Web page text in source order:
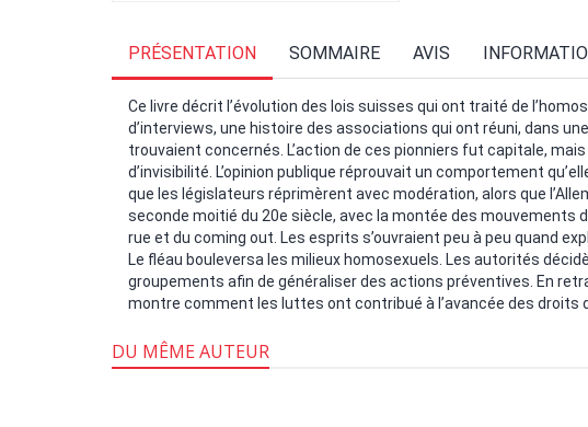
PRÉSENTATION SOMMAIRE AVIS
Ce livre décrit l’évolution des lois suisses qui ont traité de
d’interviews, une histoire des associations qui ont réuni, dans
trouvaient concernés. L’action de ces pionniers fut capitale,
d’invisibilité. L’opinion publique réprouvait un comportement
que les législateurs réprimèrent avec modération, alors que
seconde moitié du 20e siècle, avec la montée des mouvements
rue et du coming out. Les esprits s’ouvraient peu à peu quand
Le fléau bouleversa les milieux homosexuels. Les autorités
groupements afin de généraliser des actions préventives. En
montre comment les luttes ont contribué à l’avancée des droits
DU MÊME AUTEUR